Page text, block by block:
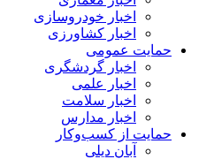
اخبار خودروسازی
اخبار کشاورزی
حمایت عمومی
اخبار گردشگری
اخبار علمی
اخبار سلامت
اخبار مدارس
حمایت از کسب‌وکار
آبان دیلی